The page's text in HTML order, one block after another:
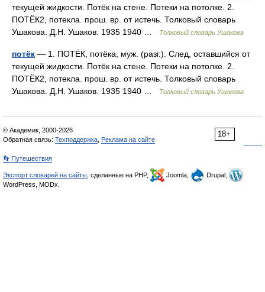
текущей жидкости. Потёк на стене. Потеки на потолке. 2.
ПОТЁК2, потекла. прош. вр. от истечь. Толковый словарь
Ушакова. Д.Н. Ушаков. 1935 1940 …
Толковый словарь Ушакова
потёк — 1. ПОТЁК, потёка, муж. (разг.). След, оставшийся от
текущей жидкости. Потёк на стене. Потеки на потолке. 2.
ПОТЁК2, потекла. прош. вр. от истечь. Толковый словарь
Ушакова. Д.Н. Ушаков. 1935 1940 …
Толковый словарь Ушакова
18+
© Академик, 2000-2026
Обратная связь: Техподдержка Реклама на сайте
👣 Путешествия
Экспорт словарей на сайты , сделанные на PHP, Joomla,
Drupal,
WordPress, MODx.